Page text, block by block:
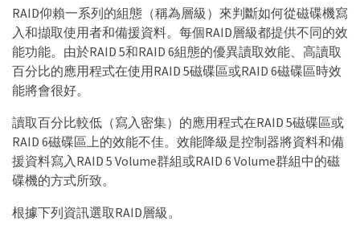
RAID仰賴一系列的組態（稱為層級）來判斷如何從磁碟機寫
入和擷取使用者和備援資料。每個RAID層級都提供不同的效
能功能。由於RAID 5和RAID 6組態的優異讀取效能、高讀取
百分比的應用程式在使用RAID 5磁碟區或RAID 6磁碟區時效
能將會很好。
讀取百分比較低（寫入密集）的應用程式在RAID 5磁碟區或
RAID 6磁碟區上的效能不佳。效能降級是控制器將資料和備
援資料寫入RAID 5 Volume群組或RAID 6 Volume群組中的磁
碟機的方式所致。
根據下列資訊選取RAID層級。